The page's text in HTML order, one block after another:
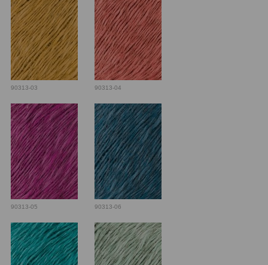
90313-03 90313-04
90313-05 90313-06